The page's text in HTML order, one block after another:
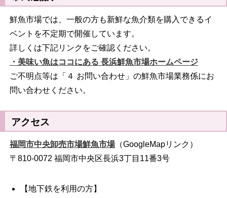
鮮魚市場では、一般の方も新鮮な魚介類を購入できるイ
ベントを不定期で開催しています。
詳しくは下記リンクをご確認ください。
・美味い魚はココにある 長浜鮮魚市場ホームページ
ご不明点等は「４ お問い合わせ」の鮮魚市場業務係にお
問い合わせください。
アクセス
福岡市中央卸売市場鮮魚市場（GoogleMapリンク）
〒810-0072 福岡市中央区長浜3丁目11番3号
【地下鉄を利用の方】